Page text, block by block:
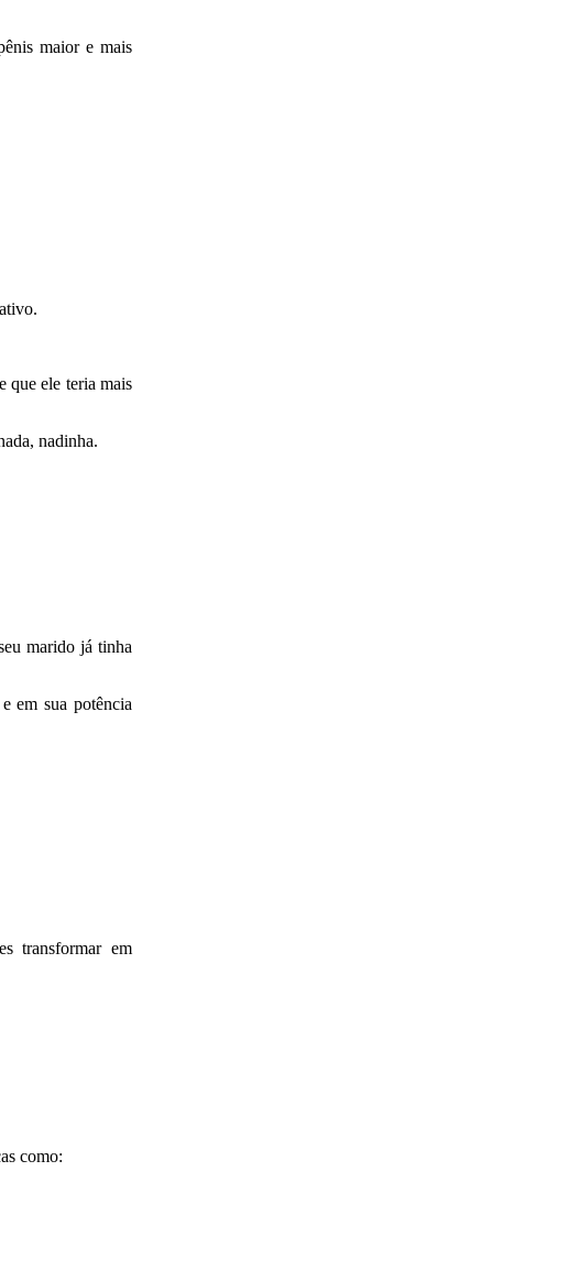
maior e mais
que ele teria mais
nadinha.
marido já tinha
em sua potência
transformar em
como: